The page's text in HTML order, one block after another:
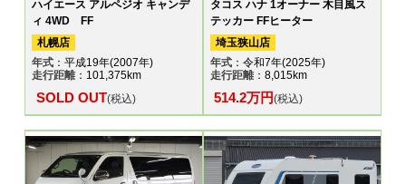
ハイエース アルペジオ キャンデ
ィ 4WD FF
札幌店
年式 ：平成19年(2007年)
走行距離：101,375km
SOLD OUT(税込)
タコス ハナ 1オーナー 木目風ス
テッカー FFヒーター
埼玉狭山店
年式：令和7年(2025年)
走行距離：8,015km
514.2万円(税込)